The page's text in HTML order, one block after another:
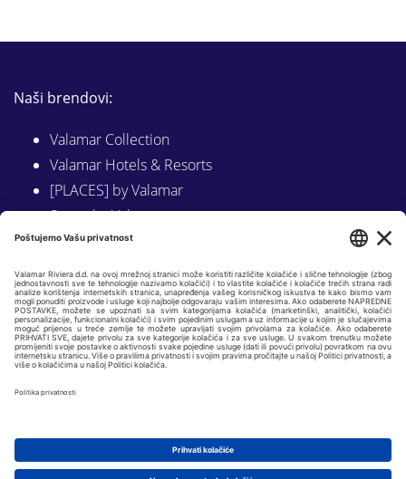
Naši brendovi:
Valamar Collection
Valamar Hotels & Resorts
[PLACES] by Valamar
Sunny by Valamar
Valamar Camping
Istraži na Valamar.com
Slijedite nas na: